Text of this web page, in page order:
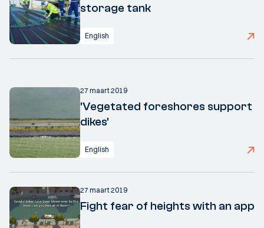
storage tank
English
27 maart 2019
'Vegetated foreshores support
dikes'
English
27 maart 2019
Fight fear of heights with an app